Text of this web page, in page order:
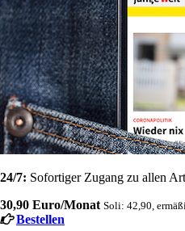
24/7: Sofortiger Zugang zu allen
30,90 Euro/Monat Soli: 42,90,
Bestellen